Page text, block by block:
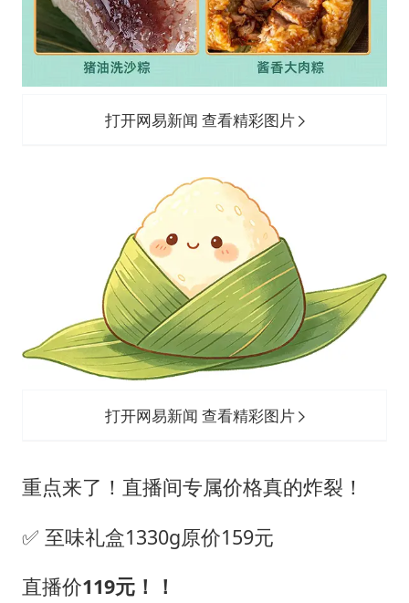
打开网易新闻 查看精彩图片
打开网易新闻 查看精彩图片
重点来了！直播间专属价格真的炸裂！
✅ 至味礼盒1330g原价159元
直播价119元！！